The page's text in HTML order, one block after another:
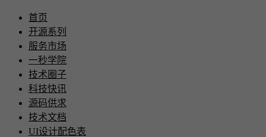
首页
开源系列
服务市场
一秒学院
技术圈子
科技快讯
源码供求
技术文档
UI设计配色表